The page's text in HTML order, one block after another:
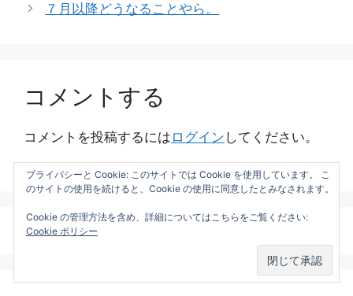
リ
７月以降どうなることやら。
コメントする
コメントを投稿するには ログイン してください。
プライバシーと Cookie: このサイトでは Cookie を使用しています。 こ
のサイトの使用を続けると、Cookie の使用に同意したとみなされます。
Cookie の管理方法を含め、詳細についてはこちらをご覧ください:
Cookie ポリシー